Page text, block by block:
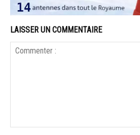
LAISSER UN COMMENTAIRE